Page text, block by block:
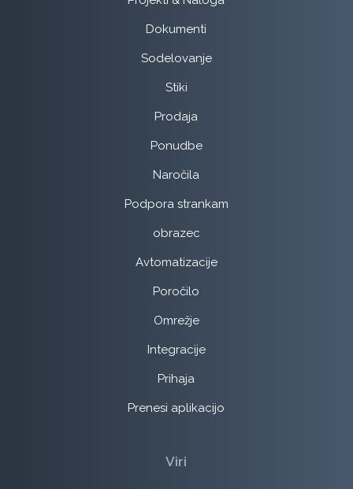
Dokumenti
Sodelovanje
Stiki
Prodaja
Ponudbe
Naročila
Podpora strankam
obrazec
Avtomatizacije
Poročilo
Omrežje
Integracije
Prihaja
Prenesi aplikacijo
Viri